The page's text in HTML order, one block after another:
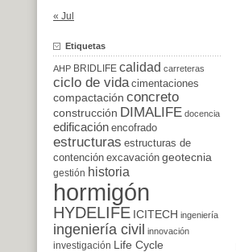
« Jul
Etiquetas
AHP BRIDLIFE calidad carreteras
ciclo de vida cimentaciones
compactación concreto
construcción DIMALIFE docencia
edificación encofrado
estructuras estructuras de
contención excavación geotecnia
gestión historia
hormigón
HYDELIFE ICITECH ingeniería
ingeniería civil innovación
investigación
Life Cycle